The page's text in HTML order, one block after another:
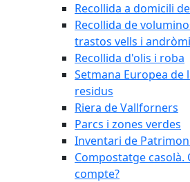
Recollida a domicili
Recollida de
trastos vells i
Recollida d'olis i roba
Setmana Europea de
residus
Riera de Vallforners
Parcs i zones verdes
Inventari de
Compostatge casolà.
compte?